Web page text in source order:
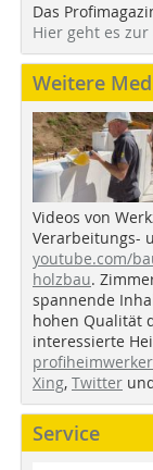
Das
Hier geht es
Weitere
Videos von
Verarbeitungs-
youtube.com/
holzbau.
spannende
hohen Qualität
interessierte
Xing, Twitter
Service